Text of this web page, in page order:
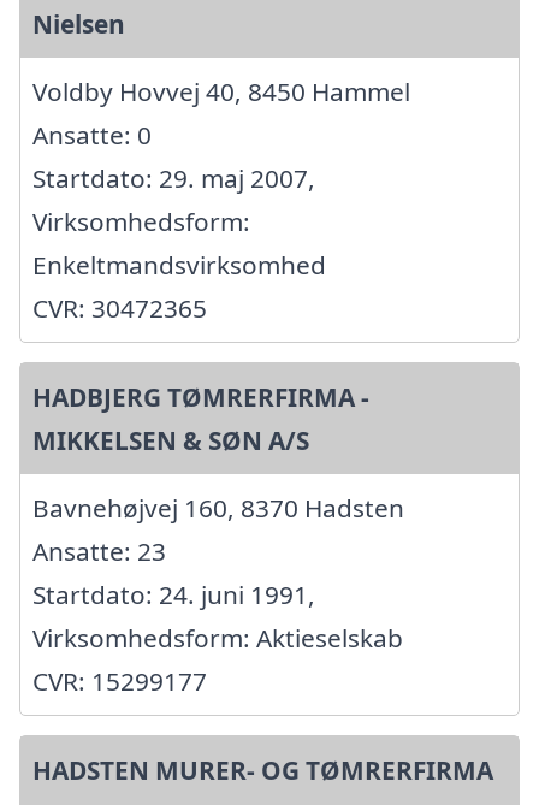
Nielsen
Voldby Hovvej 40, 8450 Hammel
Ansatte: 0
Startdato: 29. maj 2007,
Virksomhedsform:
Enkeltmandsvirksomhed
CVR: 30472365
HADBJERG TØMRERFIRMA -
MIKKELSEN & SØN A/S
Bavnehøjvej 160, 8370 Hadsten
Ansatte: 23
Startdato: 24. juni 1991,
Virksomhedsform: Aktieselskab
CVR: 15299177
HADSTEN MURER- OG TØMRERFIRMA